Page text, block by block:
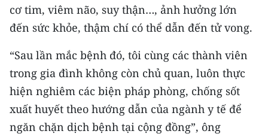
Media Pháp luật
Media Thế giới
Media Thể thao
Media Giáo dục
cơ tim, viêm não, suy thận…, ảnh hưởng lớn
đến sức khỏe, thậm chí có thể dẫn đến tử vong.
“Sau lần mắc bệnh đó, tôi cùng các thành viên
trong gia đình không còn chủ quan, luôn thực
hiện nghiêm các biện pháp phòng, chống sốt
xuất huyết theo hướng dẫn của ngành y tế để
ngăn chặn dịch bệnh tại cộng đồng”, ông